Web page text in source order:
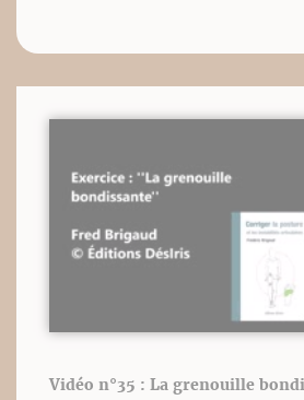
Vidéo n°35 : La grenouille